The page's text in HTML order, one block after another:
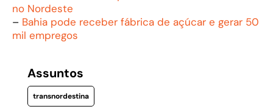
no Nordeste
– Bahia pode receber fábrica de açúcar e gerar 50
mil empregos
Assuntos
transnordestina